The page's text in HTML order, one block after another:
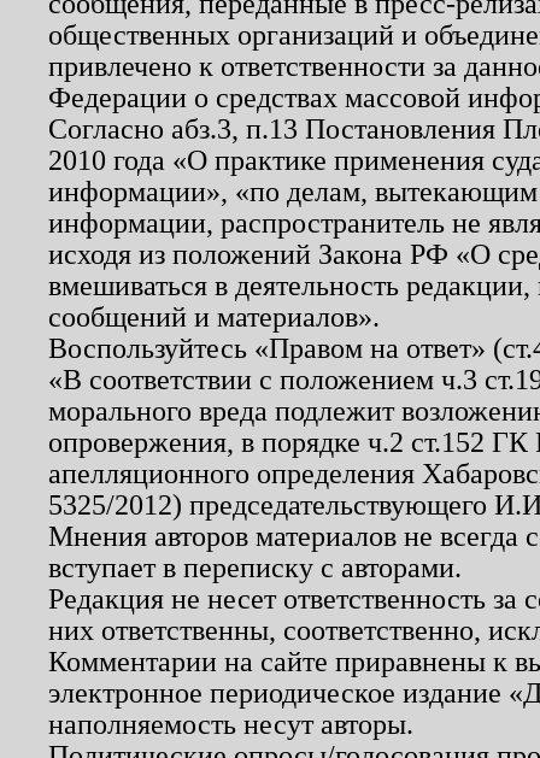
общественных организаций и
привлечено к ответственности за
Федерации о средствах массовой
Согласно абз.3, п.13 Постановления
2010 года «О практике применения
информации», «по делам, вытекающим
информации, распространитель не
исходя из положений Закона РФ «О
вмешиваться в деятельность
сообщений и материалов».
Воспользуйтесь «Правом на ответ»
«В соответствии с положением ч.3
морального вреда подлежит
опровержения, в порядке ч.2 ст.152
апелляционного определения
5325/2012) председательствующего
Мнения авторов материалов не
вступает в переписку с авторами.
Редакция не несет ответственность
них ответственны, соответственно,
Комментарии на сайте приравнены к
электронное периодическое издание
наполняемость несут авторы.